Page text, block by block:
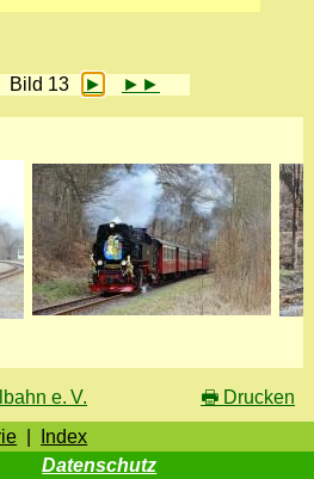
Bild 13 ► ►►
e. V. 🖶 Drucken
Index
Datenschutz